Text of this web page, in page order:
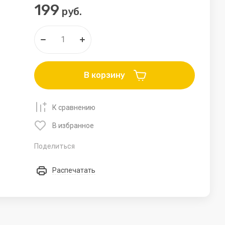
Раскопки
Наборы для творчества. Вышивка.
Спорт товары
MOBYJUMPER. Тренажер для
прыжков
Мяч-прыгун
Мячи
Подарочные карты
199 руб.
В корзину
К сравнению
В избранное
Поделиться
Распечатать